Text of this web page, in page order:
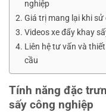
nghiệp
Giá trị mang lại khi
Videos xe đẩy khay
Liên hệ tư vấn và
cầu
Tính năng đặc
sấy công nghiệp